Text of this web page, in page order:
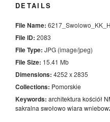
DETAILS
File Name:
File ID: 2083
File Type: JPG (image/jpeg)
File Size: 15.41 Mb
Dimensions: 4252 x 2835
Collections: Pomorskie
Keywords: architektura kościół
sakralna swołowo wiara